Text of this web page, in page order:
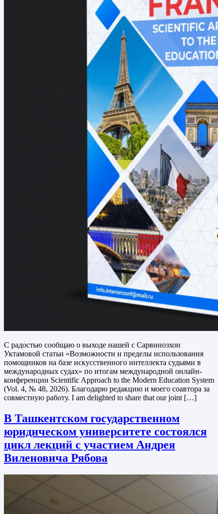
С радостью сообщаю о выходе нашей с Сарвинозхон
Уктамовой статьи «Возможности и пределы использования
помощников на базе искусственного интеллекта судьями в
международных судах» по итогам международной онлайн-
конференции Scientific Approach to the Modern Education System
(Vol. 4, № 48, 2026). Благодарю редакцию и моего соавтора за
совместную работу. I am delighted to share that our joint […]
В Ташкентском государственном
юридическом университете состоялся
цикл лекций с участием Андрея
Виленовича Рябова